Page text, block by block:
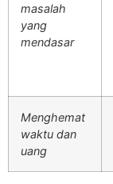
masalah
yang
mendasar
Menghemat
waktu dan
uang